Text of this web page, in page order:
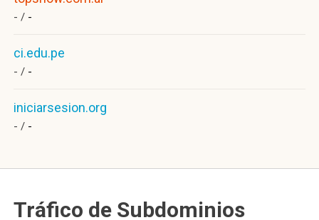
- / -
ci.edu.pe
- / -
iniciarsesion.org
- / -
Tráfico de Subdominios